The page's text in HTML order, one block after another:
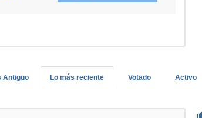
Activo
Votado
Lo más reciente
Antiguo